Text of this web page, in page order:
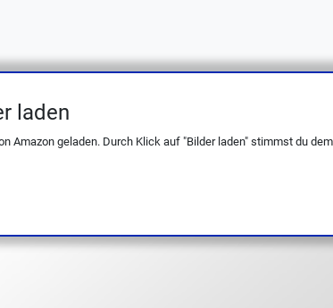
laden
Amazon geladen. Durch Klick auf "Bilder laden" stimmst du
cm Damastmesser – scharf &